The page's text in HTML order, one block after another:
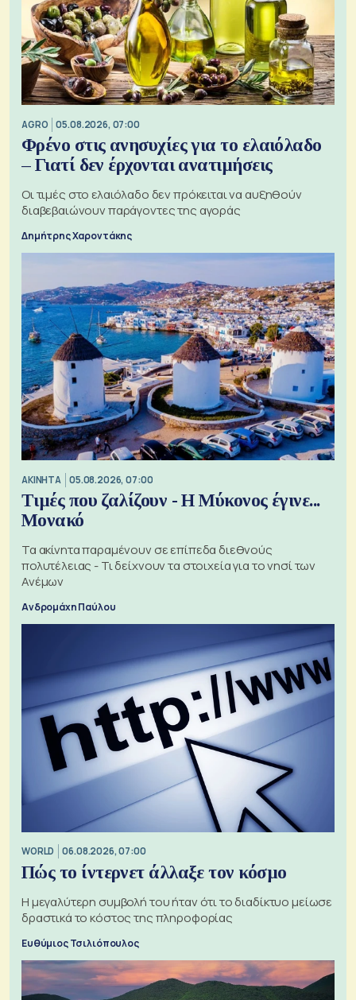
AGRO 05.08.2026, 07:00
Φρένο στις ανησυχίες για το ελαιόλαδο
– Γιατί δεν έρχονται ανατιμήσεις
Οι τιμές στο ελαιόλαδο δεν πρόκειται να αυξηθούν
διαβεβαιώνουν παράγοντες της αγοράς
Δημήτρης Χαροντάκης
ΑΚΙΝΗΤΑ 05.08.2026, 07:00
Τιμές που ζαλίζουν - Η Μύκονος έγινε...
Μονακό
Τα ακίνητα παραμένουν σε επίπεδα διεθνούς
πολυτέλειας - Τι δείχνουν τα στοιχεία για το νησί των
Ανέμων
Ανδρομάχη Παύλου
WORLD 06.08.2026, 07:00
Πώς το ίντερνετ άλλαξε τον κόσμο
Η μεγαλύτερη συμβολή του ήταν ότι το διαδίκτυο μείωσε
δραστικά το κόστος της πληροφορίας
Ευθύμιος Τσιλιόπουλος